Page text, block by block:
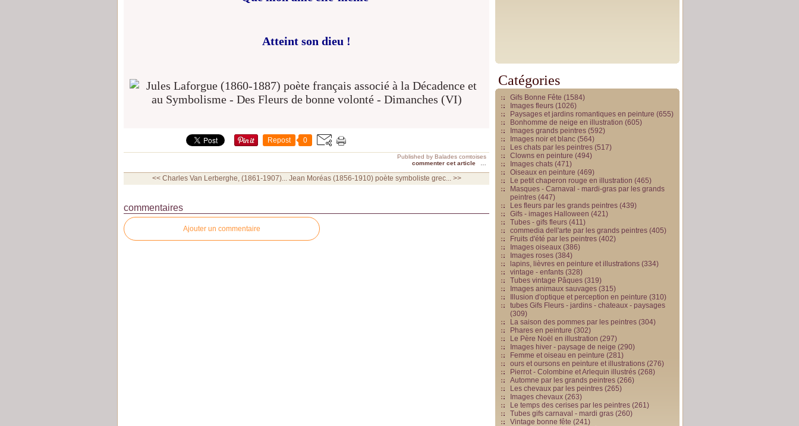
Atteint son dieu !
Repost 0
Published by Balades comtoises
commenter cet article
<< Charles Van Lerberghe, (1861-1907)... Jean Moréas (1856-1910) poète symboliste grec... >>
commentaires
Ajouter un commentaire
Catégories
Gifs Bonne Fête (1584)
Images fleurs (1026)
Paysages et jardins romantiques en peinture (655)
Bonhomme de neige en illustration (605)
Images grands peintres (592)
Images noir et blanc (564)
Les chats par les peintres (517)
Clowns en peinture (494)
Images chats (471)
Oiseaux en peinture (469)
Le petit chaperon rouge en illustration (465)
Masques - Carnaval - mardi-gras par les grands
peintres (447)
Les fleurs par les grands peintres (439)
Gifs - images Halloween (421)
Tubes - gifs fleurs (411)
commedia dell'arte par les grands peintres (405)
Fruits d'été par les peintres (402)
Images oiseaux (386)
Images roses (384)
lapins, lièvres en peinture et illustrations (334)
vintage - enfants (328)
Tubes vintage Pâques (319)
Images animaux sauvages (315)
Illusion d'optique et perception en peinture (310)
tubes Gifs Fleurs - jardins - chateaux - paysages
(309)
La saison des pommes par les peintres (304)
Phares en peinture (302)
Le Père Noël en illustration (297)
Images hiver - paysage de neige (290)
Femme et oiseau en peinture (281)
ours et oursons en peinture et illustrations (276)
Pierrot - Colombine et Arlequin illustrés (268)
Automne par les grands peintres (266)
Les chevaux par les peintres (265)
Images chevaux (263)
Le temps des cerises par les peintres (261)
Tubes gifs carnaval - mardi gras (260)
Vintage bonne fête (241)